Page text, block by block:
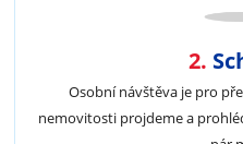
2.
Osobní návštěva je pro
nemovitosti projdeme a